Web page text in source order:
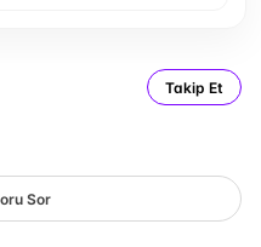
Takip Et
Sor